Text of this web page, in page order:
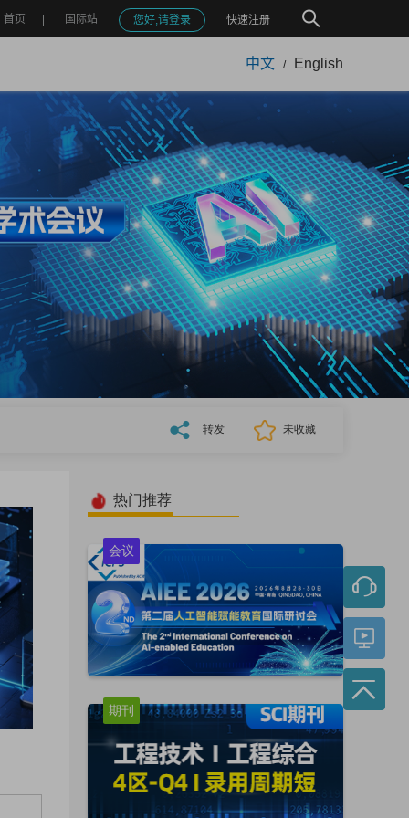
首页 国际站 您好,请登录 快速注册
中文 / English
转发 未收藏
热门推荐
会议
期刊